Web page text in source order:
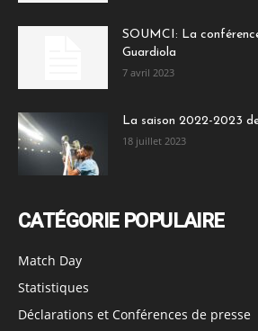
SOUMCI: La
Guardiola
7 avril 2023
La saison 2022-2023
18 juillet 2023
CATÉGORIE POPULAIRE
Match Day
Statistiques
Déclarations et Conférences de presse